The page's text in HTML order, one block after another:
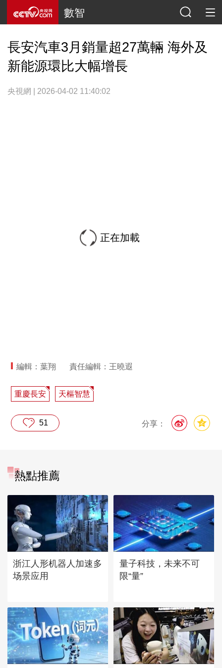
數智
長安汽車3月銷量超27萬輛 海外及
新能源環比大幅增長
央視網 | 2026-04-02 11:40:02
正在加載
編輯：葉翔 責任編輯：王曉遐
重慶長安 天樞智慧
分享：
51
熱點推薦
浙江人形机器人加速多
场景应用
量子科技，未来不可
限“量”